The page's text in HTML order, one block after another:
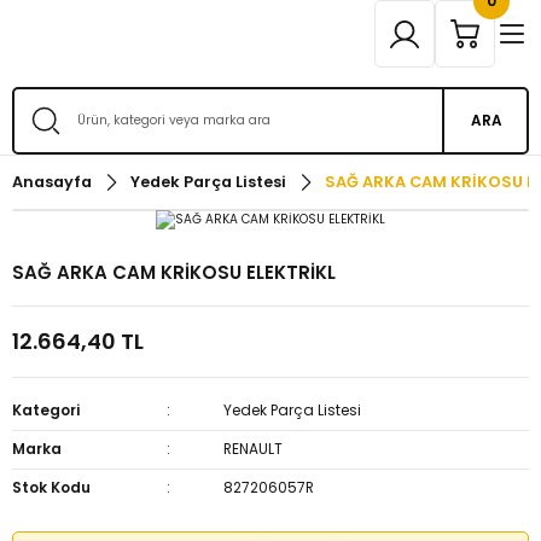
ARA
Anasayfa Yedek Parça Listesi SAĞ ARKA CAM KRİKOSU
SAĞ ARKA CAM KRİKOSU ELEKTRİKL
12.664,40 TL
Kategori
Yedek Parça Listesi
Marka
RENAULT
Stok Kodu
827206057R